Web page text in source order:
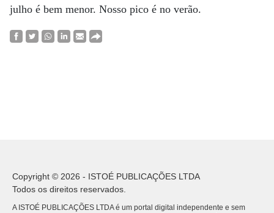
julho é bem menor. Nosso pico é no verão.
Copyright © 2026 - ISTOÉ PUBLICAÇÕES LTDA
Todos os direitos reservados.
A ISTOÉ PUBLICAÇÕES LTDA é um portal digital independente e sem